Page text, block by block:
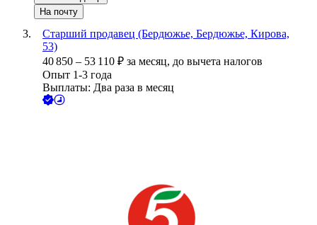
На почту
Старший продавец (Бердюжье, Бердюжье, Кирова,
53)
40 850 – 53 110 ₽ за месяц, до вычета налогов
Опыт 1-3 года
Выплаты: Два раза в месяц